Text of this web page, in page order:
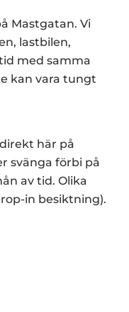
Mastgatan. Vi
lastbilen,
med samma
kan vara tungt
här på
svänga förbi på
av tid. Olika
in besiktning).